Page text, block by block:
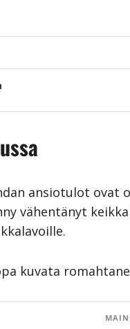
ansiotulot ovat
vähentänyt
kuvata